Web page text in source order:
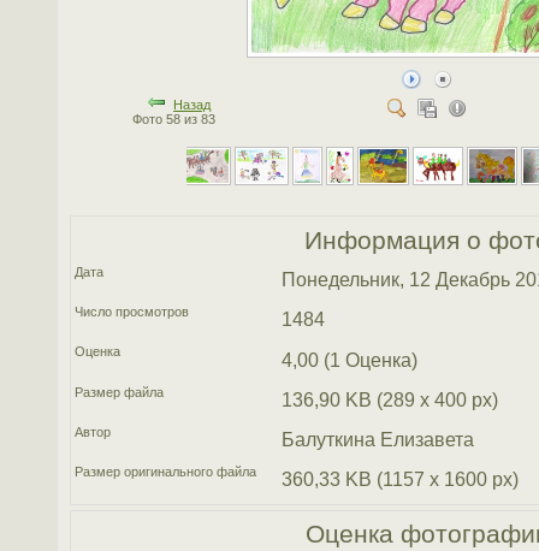
Назад
Фото 58 из 83
Информация о
Дата Понедельник, 12 Декабрь
Число просмотров 1484
Оценка 4,00 (1 Оценка)
Размер файла 136,90 KB (289 x 400 px)
Автор Балуткина Елизавета
Размер оригинального файла 360,33 KB (1157 x 1600 px)
Оценка